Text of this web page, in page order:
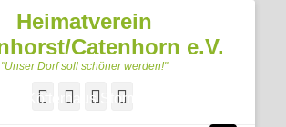
Heimatverein
Catenhorn e.V.
"Unser Dorf soll schöner werden!"
Facebook
Googleplus
E- Telefon
Kötterhaus Storm